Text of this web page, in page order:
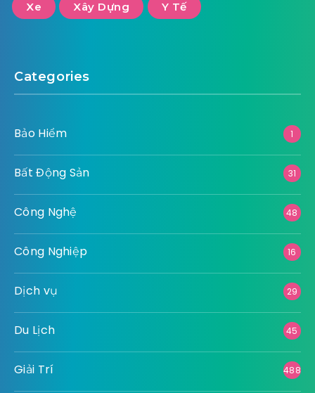
Xe Xây Dựng Y Tế
Categories
Bảo Hiểm 1
Bất Động Sản 31
Công Nghệ 48
Công Nghiệp 16
Dịch vụ 29
Du Lịch 45
Giải Trí 488